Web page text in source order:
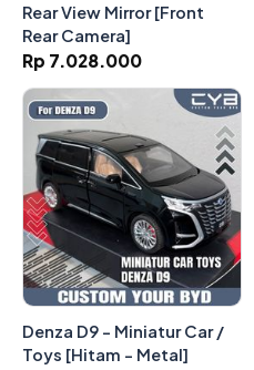
Rear View Mirror [Front
Rear Camera]
Rp 7.028.000
Denza D9 - Miniatur Car /
Toys [Hitam - Metal]